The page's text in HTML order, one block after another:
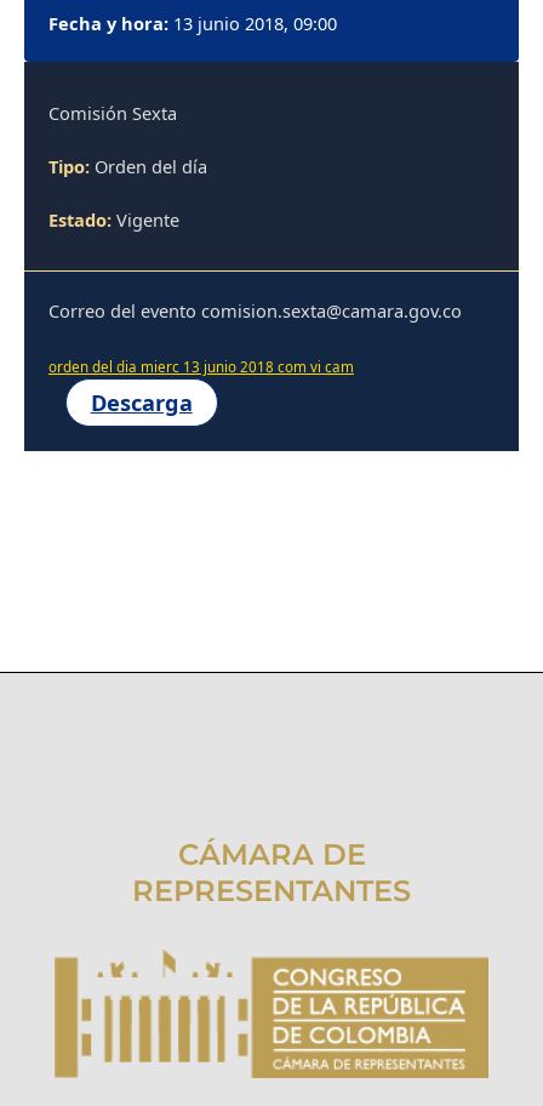
Fecha y hora: 13 junio 2018, 09:00
Comisión Sexta
Tipo: Orden del día
Estado: Vigente
Correo del evento comision.sexta@camara.gov.co
orden del dia mierc 13 junio 2018 com vi cam
Descarga
CÁMARA DE
REPRESENTANTES